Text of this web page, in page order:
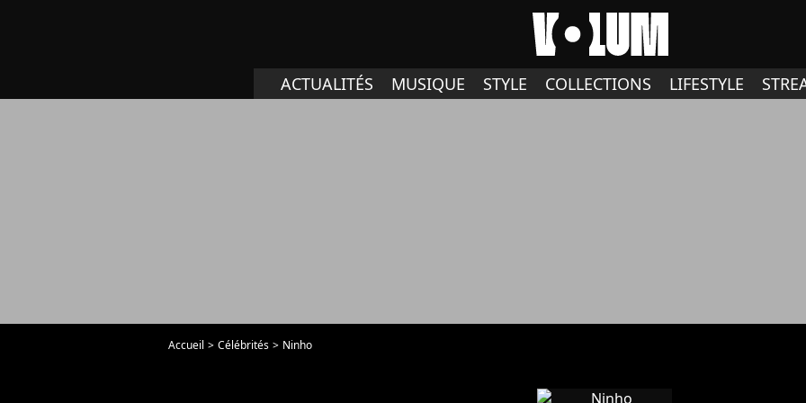
ACTUALITÉS MUSIQUE STYLE COLLECTIONS LIFESTYLE
Accueil Célébrités Ninho